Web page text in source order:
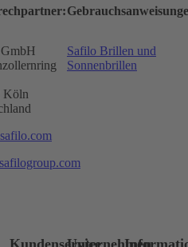
Köln
Safilo Brillen und
Sonnenbrillen